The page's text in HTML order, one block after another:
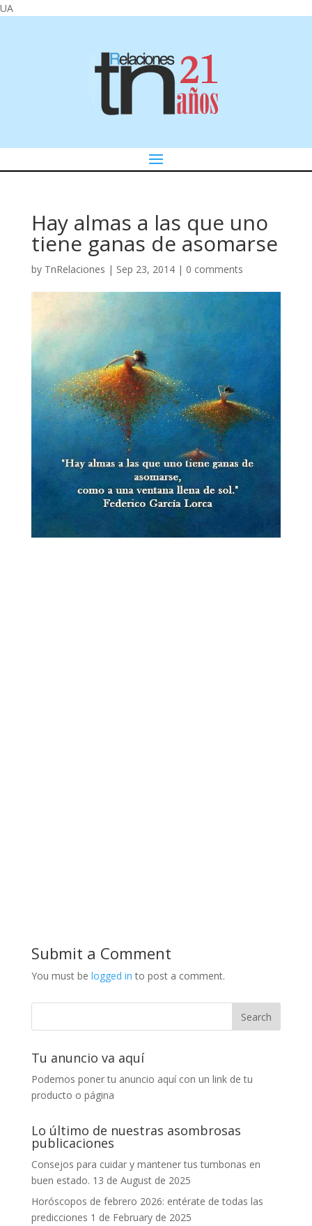
UA
Hay almas a las que uno
tiene ganas de asomarse
by TnRelaciones | Sep 23, 2014| 0 comments
Submit a Comment
You must be logged in to post a comment.
Tu anuncio va aquí
Podemos poner tu anuncio aquí con un link de tu
producto o página
Lo último de nuestras asombrosas
publicaciones
Consejos para cuidar y mantener tus tumbonas en
buen estado. 13 de August de 2025
Horóscopos de febrero 2026: entérate de todas las
predicciones 1 de February de 2025